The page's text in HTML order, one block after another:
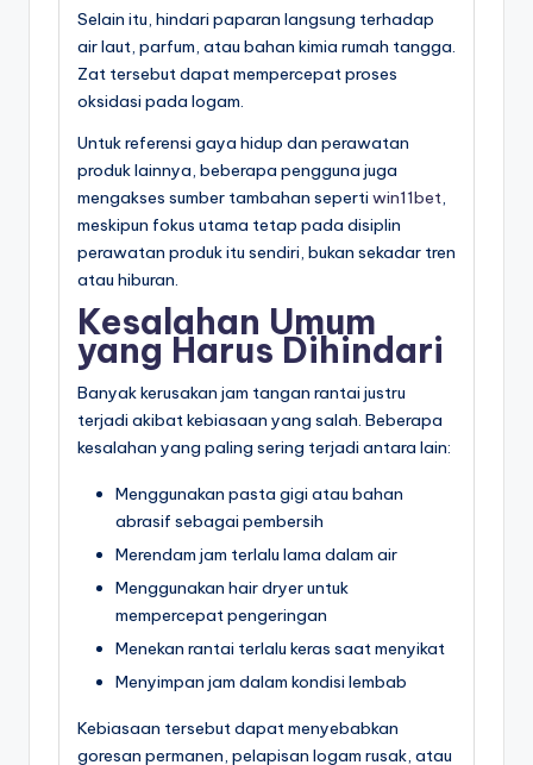
Selain itu, hindari paparan langsung terhadap
air laut, parfum, atau bahan kimia rumah tangga.
Zat tersebut dapat mempercepat proses
oksidasi pada logam.
Untuk referensi gaya hidup dan perawatan
produk lainnya, beberapa pengguna juga
mengakses sumber tambahan seperti win11bet,
meskipun fokus utama tetap pada disiplin
perawatan produk itu sendiri, bukan sekadar tren
atau hiburan.
Kesalahan Umum
yang Harus Dihindari
Banyak kerusakan jam tangan rantai justru
terjadi akibat kebiasaan yang salah. Beberapa
kesalahan yang paling sering terjadi antara lain:
Menggunakan pasta gigi atau bahan
abrasif sebagai pembersih
Merendam jam terlalu lama dalam air
Menggunakan hair dryer untuk
mempercepat pengeringan
Menekan rantai terlalu keras saat menyikat
Menyimpan jam dalam kondisi lembab
Kebiasaan tersebut dapat menyebabkan
goresan permanen, pelapisan logam rusak, atau